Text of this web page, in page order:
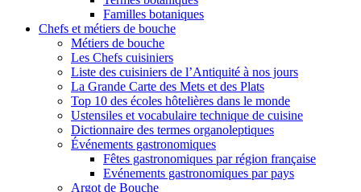
Familles botaniques
Chefs et métiers de bouche
Métiers de bouche
Les Chefs cuisiniers
Liste des cuisiniers de l’Antiquité à nos jours
La Grande Carte des Mets et des Plats
Top 10 des écoles hôtelières dans le monde
Ustensiles et vocabulaire technique de cuisine
Dictionnaire des termes organoleptiques
Événements gastronomiques
Fêtes gastronomiques par région française
Evénements gastronomiques par pays
Argot de Bouche